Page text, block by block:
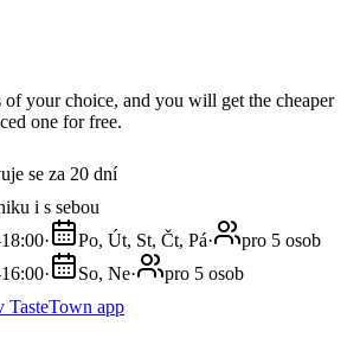
your choice, and you will get the cheaper
one for free.
se za 20 dní
i s sebou
· Po, Út, St, Čt, Pá·
pro 5 osob
· So, Ne·
pro 5 osob
TasteTown app